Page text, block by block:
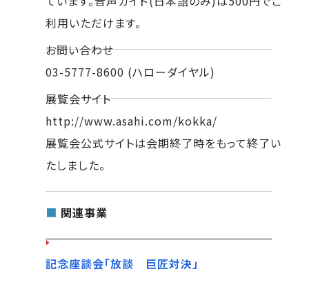
利用いただけます。
お問い合わせ
03-5777-8600 (ハローダイヤル)
展覧会サイト
http://www.asahi.com/kokka/
展覧会公式サイトは会期終了時をもって終了い
たしました。
■ 関連事業
記念座談会「放談 巨匠対決」